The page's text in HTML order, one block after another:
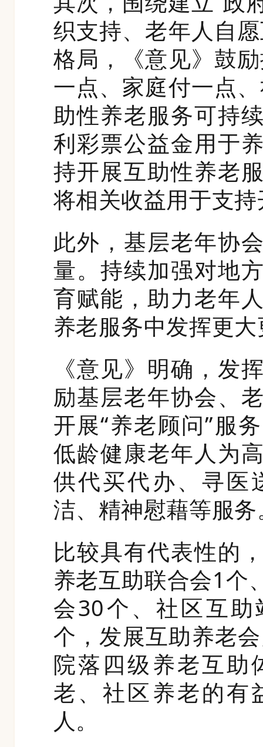
织支持、老年人自
格局，《意见》鼓
一点、家庭付一点
助性养老服务可持
利彩票公益金用于
持开展互助性养老
将相关收益用于支
此外，基层老年协
量。持续加强对地
育赋能，助力老年
养老服务中发挥更
《意见》明确，发
励基层老年协会、
开展“养老顾问”服
低龄健康老年人为
供代买代办、寻医
洁、精神慰藉等服
比较具有代表性的
养老互助联合会1个
会30个、社区互
个，发展互助养老
院落四级养老互助
老、社区养老的有
人。